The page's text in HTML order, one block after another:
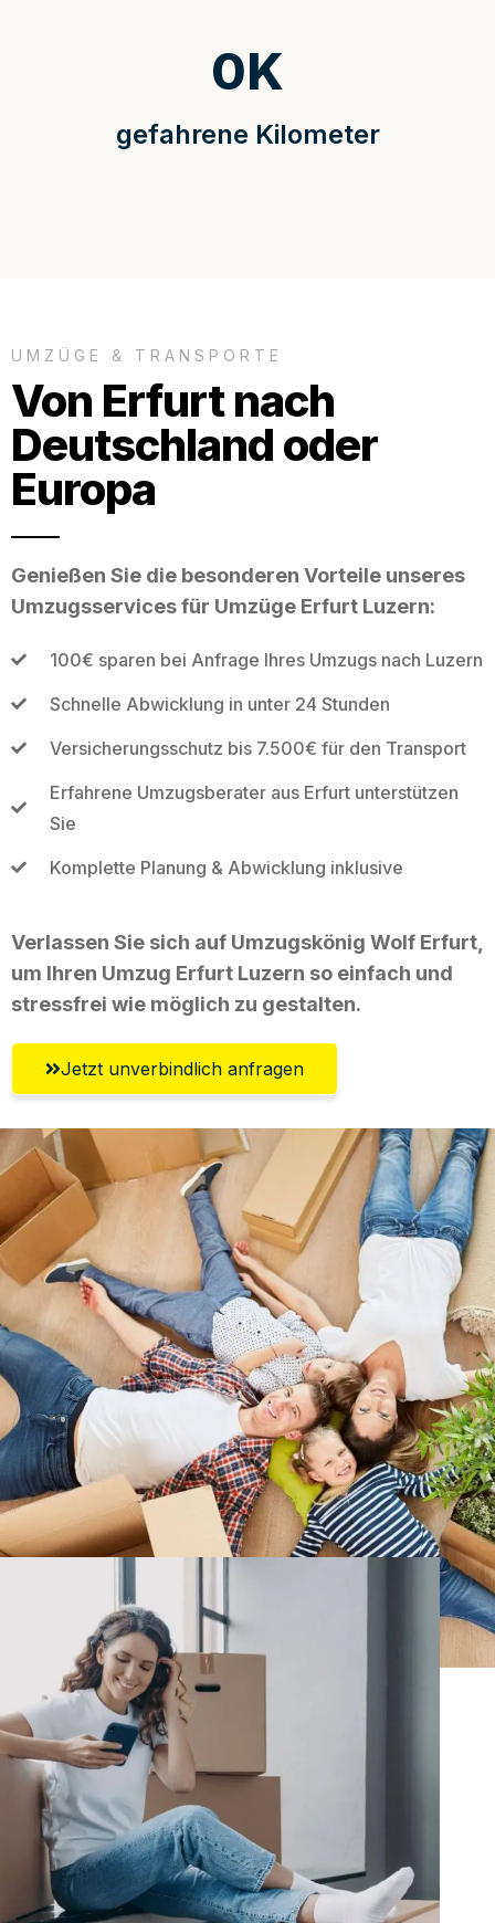
gefahrene Kilometer
0K
UMZÜGE & TRANSPORTE
Von Erfurt nach
Deutschland oder
Europa
Genießen Sie die besonderen Vorteile unseres
Umzugsservices für Umzüge Erfurt Luzern:
100€ sparen bei Anfrage Ihres Umzugs nach Luzern
Schnelle Abwicklung in unter 24 Stunden
Versicherungsschutz bis 7.500€ für den Transport
Erfahrene Umzugsberater aus Erfurt unterstützen
Sie
Komplette Planung & Abwicklung inklusive
Verlassen Sie sich auf Umzugskönig Wolf Erfurt,
um Ihren Umzug Erfurt Luzern so einfach und
stressfrei wie möglich zu gestalten.
Jetzt unverbindlich anfragen